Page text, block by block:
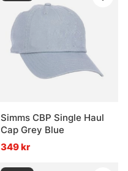
Simms CBP Single Haul
Cap Grey Blue
349 kr